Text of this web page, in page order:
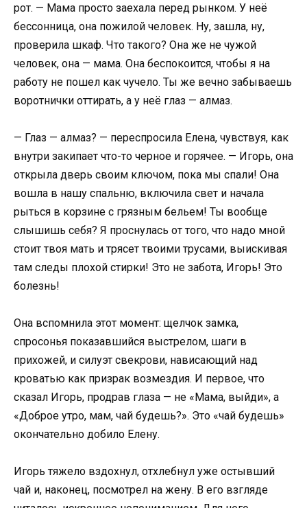
рот. — Мама просто заехала перед рынком. У неё
бессонница, она пожилой человек. Ну, зашла, ну,
проверила шкаф. Что такого? Она же не чужой
человек, она — мама. Она беспокоится, чтобы я на
работу не пошел как чучело. Ты же вечно забываешь
воротнички оттирать, а у неё глаз — алмаз.
— Глаз — алмаз? — переспросила Елена, чувствуя, как
внутри закипает что-то черное и горячее. — Игорь, она
открыла дверь своим ключом, пока мы спали! Она
вошла в нашу спальню, включила свет и начала
рыться в корзине с грязным бельем! Ты вообще
слышишь себя? Я проснулась от того, что надо мной
стоит твоя мать и трясет твоими трусами, выискивая
там следы плохой стирки! Это не забота, Игорь! Это
болезнь!
Она вспомнила этот момент: щелчок замка,
спросонья показавшийся выстрелом, шаги в
прихожей, и силуэт свекрови, нависающий над
кроватью как призрак возмездия. И первое, что
сказал Игорь, продрав глаза — не «Мама, выйди», а
«Доброе утро, мам, чай будешь?». Это «чай будешь»
окончательно добило Елену.
Игорь тяжело вздохнул, отхлебнул уже остывший
чай и, наконец, посмотрел на жену. В его взгляде